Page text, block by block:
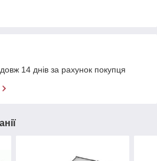
14 днів за рахунок покупця